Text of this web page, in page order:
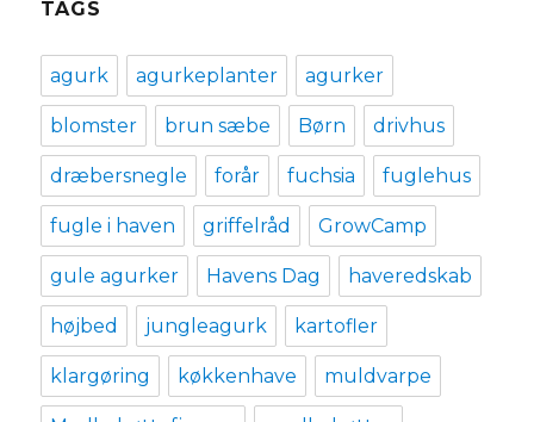
TAGS
agurk agurkeplanter agurker
blomster brun sæbe Børn drivhus
dræbersnegle forår fuchsia fuglehus
fugle i haven griffelråd GrowCamp
gule agurker Havens Dag haveredskab
højbed jungleagurk kartofler
klargøring køkkenhave muldvarpe